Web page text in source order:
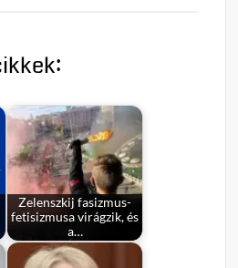
Zelenszkij fasizmus-
fetisizmusa virágzik, és
a…